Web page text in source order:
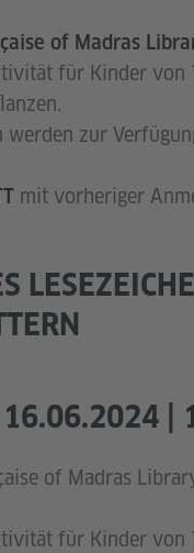
of Madras
für Kinder
zur
mit vorheriger
|
of Madras
für Kinder